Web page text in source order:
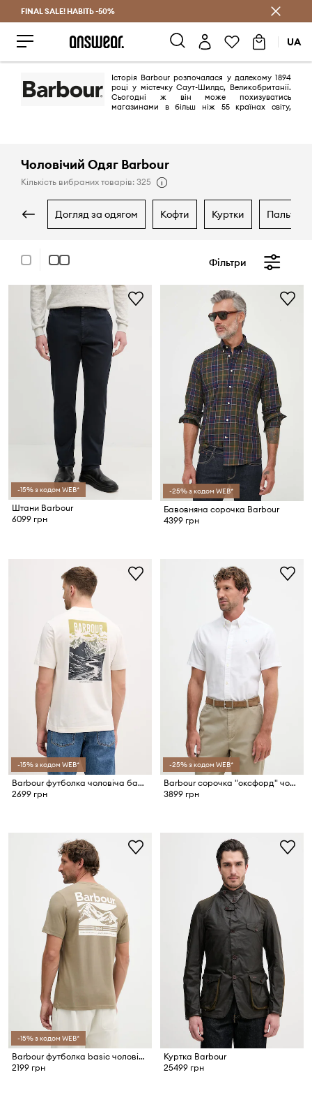
Заощаджуй з Answear Club
FINAL SALE! НАВІТЬ -50%
UA
Історія Barbour розпочалася у далекому 1894
році у містечку Саут-Шилдс, Великобританії.
Сьогодні ж він може похизуватись
магазинами в більш ніж 55 країнах світу,
Чоловічий Одяг Barbour
Кількість вибраних товарів: 325
догляд за одягом кофти куртки пальта
Фільтри
-15% з кодом WEB*
Штани Barbour
6099 грн
-25% з кодом WEB*
Бавовняна сорочка Barbour
4399 грн
-15% з кодом WEB*
Barbour футболка чоловіча бавовняна
2699 грн
-25% з кодом WEB*
Barbour сорочка "оксфорд" чоловіча бавовняна Oxtown S/S Tailored Shirt
3899 грн
-15% з кодом WEB*
Barbour футболка basic чоловіча бавовняна Camber
2199 грн
Куртка Barbour
25499 грн